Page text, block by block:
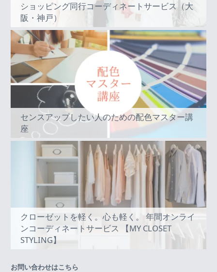
ショッピング同行コーディネートサービス（大
阪・神戸）
センスアップしたい人のための配色マスター講
座
クローゼットを軽く。心も軽く。 年間オンライ
ンコーディネートサービス 【MY CLOSET
STYLING】
お問い合わせはこちら